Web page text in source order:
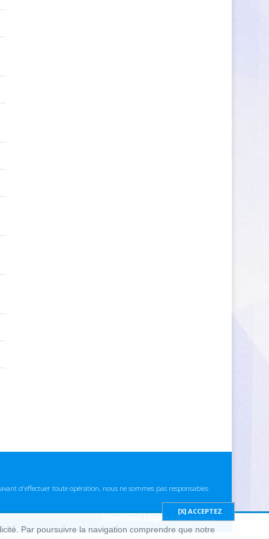
d'effectuer toute opération, nous ne sommes pas responsables
Mentions Légales & cookies
Par poursuivre la navigation comprendre que notre